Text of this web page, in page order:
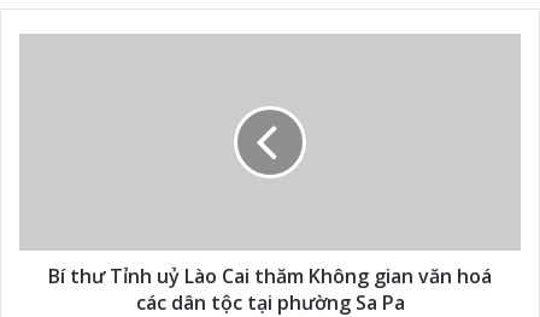
Bí thư Tỉnh uỷ Lào Cai thăm Không gian văn hoá
các dân tộc tại phường Sa Pa